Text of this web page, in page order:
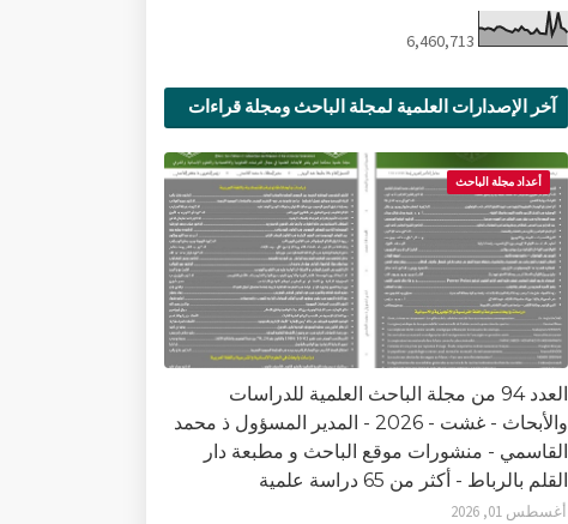
6,460,713
آخر الإصدارات العلمية لمجلة الباحث ومجلة قراءات
أعداد مجلة الباحث
العدد 94 من مجلة الباحث العلمية للدراسات
والأبحاث - غشت - 2026 - المدير المسؤول ذ محمد
القاسمي - منشورات موقع الباحث و مطبعة دار
القلم بالرباط - أكثر من 65 دراسة علمية
أغسطس 01, 2026